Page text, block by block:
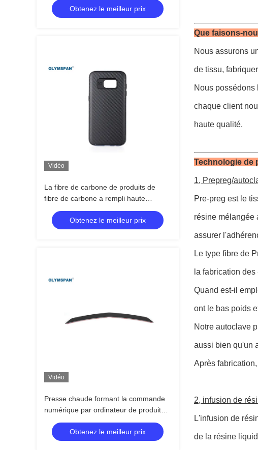
Obtenez le meilleur prix
Vidéo
La fibre de carbone de produits de
fibre de carbone a rempli haute
température de produits
Obtenez le meilleur prix
Vidéo
Presse chaude formant la commande
numérique par ordinateur de produits
de fibre de carbone coupant la
conception d'OEM
Obtenez le meilleur prix
Que faisons-
Nous assurons
de tissu,
Nous possédons
chaque client
haute qualité.
Technologie de
1, Prepreg/
Pre-preg est le
résine mélangée
assurer
Le type fibre de
la fabrication
Quand est-il
ont le bas poids
Notre autoclave
aussi bien qu'un
Après
2, infusion de
L'infusion de
de la résine